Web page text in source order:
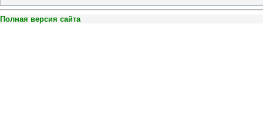
Полная версия сайта